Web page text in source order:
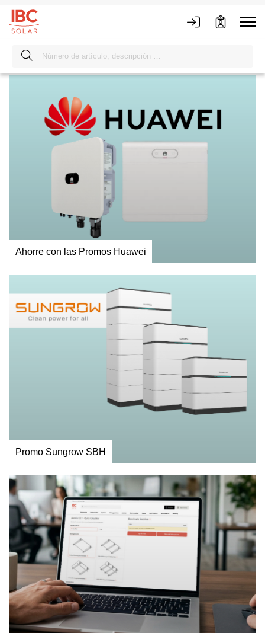
Ahorre con las Promos Huawei
Promo Sungrow SBH